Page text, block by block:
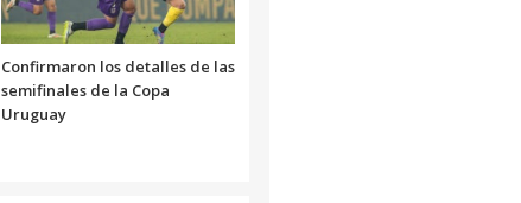
Confirmaron los detalles de las
semifinales de la Copa
Uruguay